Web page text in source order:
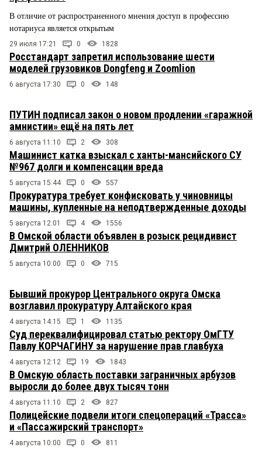
В отличие от распространенного мнения доступ в профессию
нотариуса является открытым
29 июля 17:21 0 1828
Росстандарт запретил использование шести
моделей грузовиков Dongfeng и Zoomlion
6 августа 17:30 0 148
ПУТИН подписал закон о новом продлении «гаражной
амнистии» ещё на пять лет
6 августа 11:10 2 308
Машинист катка взыскал с ханты-мансийского СУ
№967 долги и компенсации вреда
5 августа 15:44 0 557
Прокуратура требует конфисковать у чиновницы
машины, купленные на неподтвержденные доходы
5 августа 12:01 4 1556
В Омской области объявлен в розыск рецидивист
Дмитрий ОЛЕННИКОВ
5 августа 10:00 0 715
Бывший прокурор Центрального округа Омска
возглавил прокуратуру Алтайского края
4 августа 14:15 1 1135
Суд переквалифицировал статью ректору ОмГТУ
Павлу КОРЧАГИНУ за нарушение прав главбуха
4 августа 12:12 19 1843
В Омскую область поставки заграничных арбузов
выросли до более двух тысяч тонн
4 августа 11:10 2 827
Полицейские подвели итоги спецопераций «Трасса»
и «Пассажирский транспорт»
4 августа 10:00 0 811